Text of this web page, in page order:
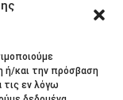
ή/και την πρόσβαση
εν λόγω